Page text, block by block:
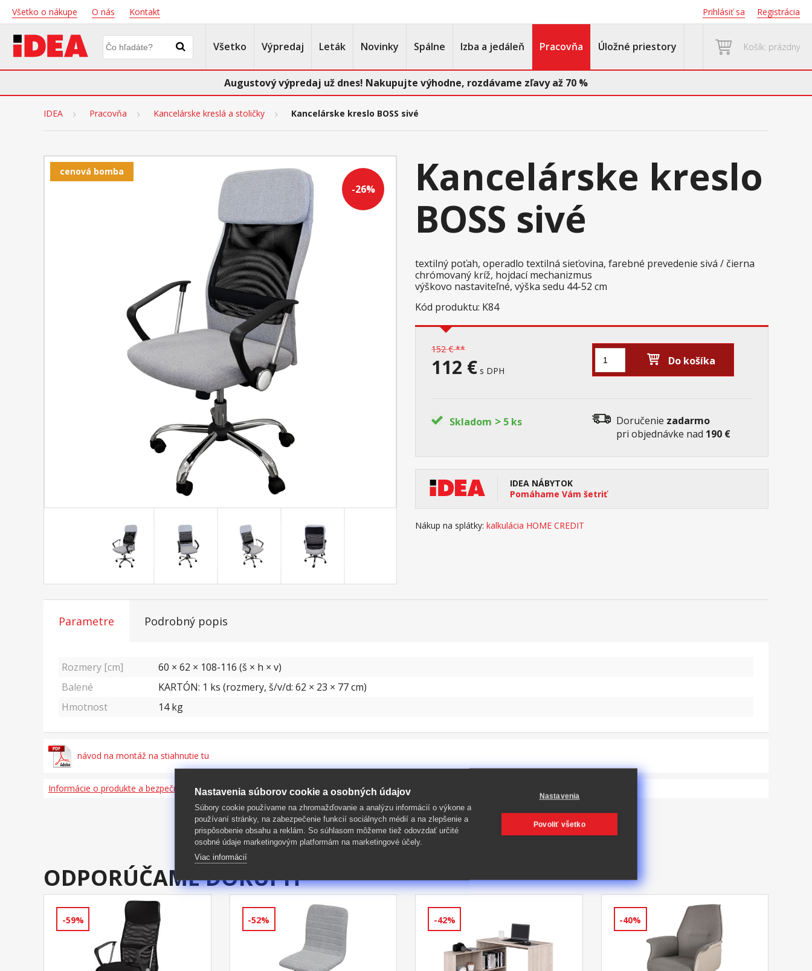
Všetko o nákupe O nás Kontakt Prihlásiť sa Registrácia
Všetko Výpredaj Leták Novinky Spálne Izba a jedáleň Pracovňa Úložné priestory Košík: prázdny
Augustový výpredaj už dnes! Nakupujte výhodne, rozdávame zľavy až 70 %
IDEA Pracovňa Kancelárske kreslá a stoličky Kancelárske kreslo BOSS sivé
-26%
cenová bomba
Kancelárske kreslo
BOSS sivé
textilný poťah, operadlo textilná sieťovina, farebné prevedenie sivá / čierna
chrómovaný kríž, hojdací mechanizmus
výškovo nastaviteľné, výška sedu 44-52 cm
Kód produktu: K84
152 € **
112 € s DPH
Do košíka
Skladom > 5 ks Doručenie zadarmo
pri objednávke nad 190 €
IDEA NÁBYTOK
Pomáhame Vám šetriť
Nákup na splátky: kalkulácia HOME CREDIT
Parametre Podrobný popis
Rozmery [cm]
60 × 62 × 108-116 (š × h × v)
Balené
KARTÓN: 1 ks (rozmery, š/v/d: 62 × 23 × 77 cm)
Hmotnost
14kg
návod na montáž na stiahnutie tu
Informácie o produkte a bezpečnosti
ODPORÚČAME DOKÚPIŤ
-59% -52% -42% -40%
Nastavenia súborov cookie a osobných údajov
Súbory cookie používame na zhromažďovanie a analýzu informácií o výkone a
používaní stránky, na zabezpečenie funkcií sociálnych médií a na zlepšenie a
prispôsobenie obsahu a reklám. So súhlasom môžeme tiež odovzdať určité
osobné údaje marketingovým platformám na marketingové účely.
Viac informácií
Nastavenia
Povoliť všetko